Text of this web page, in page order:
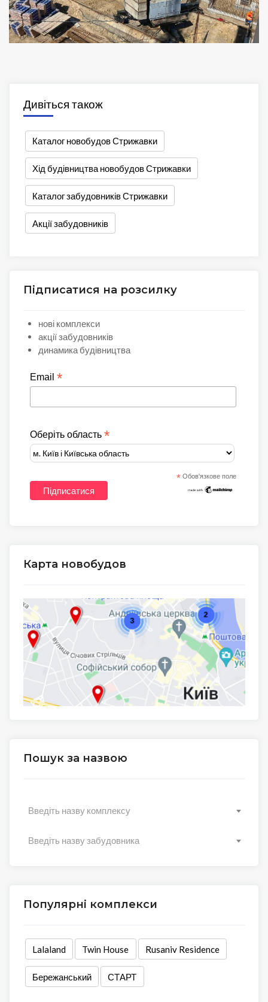
Дивіться також
Каталог новобудов Стрижавки
Хід будівництва новобудов Стрижавки
Каталог забудовників Стрижавки
Акції забудовників
Підписатися на розсилку
нові комплекси
акції забудовників
динамика будівництва
Email *
Оберіть область *
* Обов'язкове поле
Карта новобудов
Пошук за назвою
Введіть назву комплексу
Введіть назву забудовника
Популярні комплекси
Lalaland Twin House Rusaniv Residence
Бережанський СТАРТ